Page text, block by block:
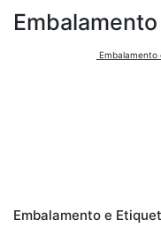
Embalamento
Embalamento e